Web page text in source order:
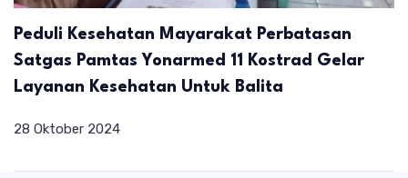
Peduli Kesehatan Mayarakat Perbatasan
Satgas Pamtas Yonarmed 11 Kostrad Gelar
Layanan Kesehatan Untuk Balita
28 Oktober 2024